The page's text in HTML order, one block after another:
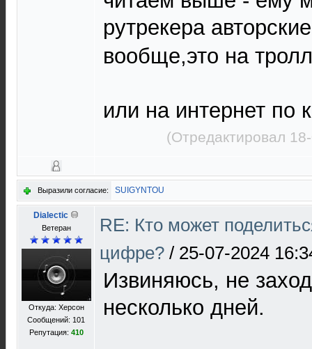
рутрекера
вообще,это на
или на интернет по
(Отредактировал
Выразили согласие: SUIGYNTOU
Dialectic
Ветеран
Откуда: Херсон
Сообщений: 101
Репутация: 410
RE: Кто может
цифре? / 25-07-2024
Извиняюсь, не
несколько дней.